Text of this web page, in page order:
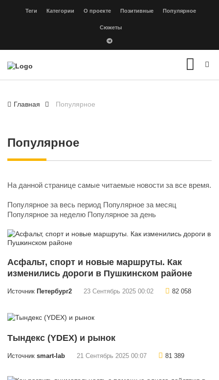
Теги Категории О проекте Позитивные Популярное
Сюжеты
Главная Популярное
Популярное
На данной странице самые читаемые новости за все время.
Популярное за весь период Популярное за месяц
Популярное за неделю Популярное за день
Асфальт, спорт и новые маршруты. Как
изменились дороги в Пушкинском районе
Источник Петербург2 23 Сентябрь 2025 00:02 82 058
Тындекс (YDEX) и рынок
Источник smart-lab 21 Сентябрь 2025 00:07 81 389